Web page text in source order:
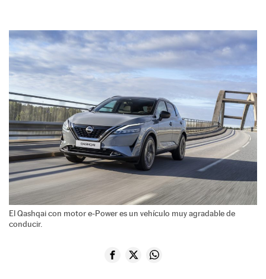
El Qashqai con motor e-Power es un vehículo muy agradable de
conducir.